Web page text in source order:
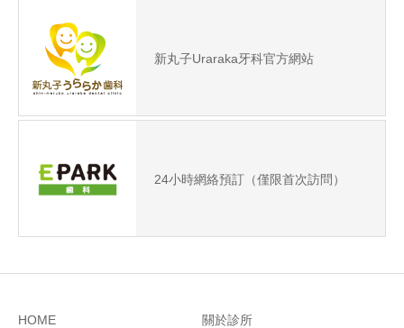
新丸子Uraraka牙科官方網站
24小時網絡預訂（僅限首次訪問）
HOME 關於診所